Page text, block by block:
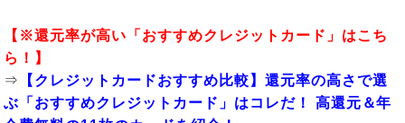
【※還元率が高い「おすすめクレジットカード」はこち
ら！】
⇒
【クレジットカードおすすめ比較】還元率の高さで選
ぶ「おすすめクレジットカード」はコレだ！ 高還元＆年